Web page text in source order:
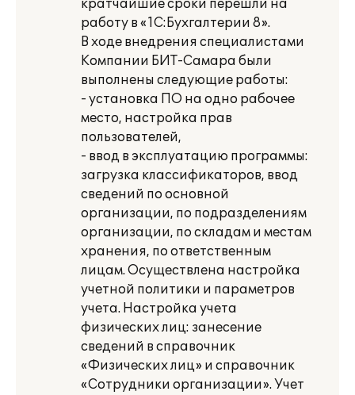
кратчайшие сроки перешли на
работу в «1С:Бухгалтерии 8».
В ходе внедрения специалистами
Компании БИТ-Самара были
выполнены следующие работы:
- установка ПО на одно рабочее
место, настройка прав
пользователей,
- ввод в эксплуатацию программы:
загрузка классификаторов, ввод
сведений по основной
организации, по подразделениям
организации, по складам и местам
хранения, по ответственным
лицам. Осуществлена настройка
учетной политики и параметров
учета. Настройка учета
физических лиц: занесение
сведений в справочник
«Физических лиц» и справочник
«Сотрудники организации». Учет